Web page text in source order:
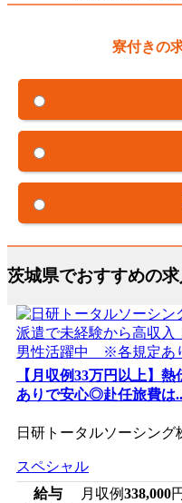
寮付きの
茨城県でおすすめの求
【月収例33万円以上】
ありで安心◎赴任旅費は
日研トータルソーシン
スペシャル
給与
月収例338,000円